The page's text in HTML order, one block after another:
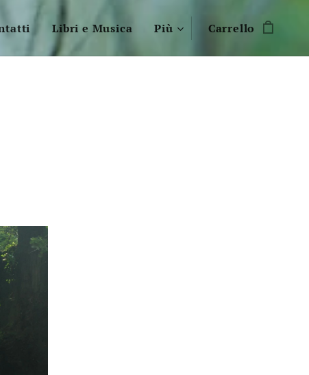
Libri e Musica Più Carrello